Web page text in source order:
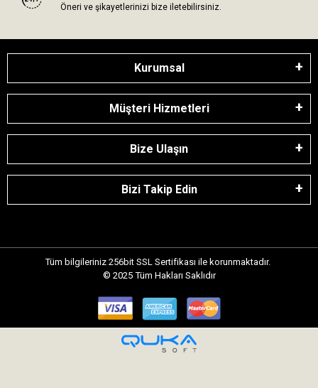
Öneri ve şikayetlerinizi bize iletebilirsiniz.
Kurumsal
Müşteri Hizmetleri
Bize Ulaşın
Bizi Takip Edin
Tüm bilgileriniz 256bit SSL Sertifikası ile korunmaktadır.
© 2025 Tüm Hakları Saklıdır